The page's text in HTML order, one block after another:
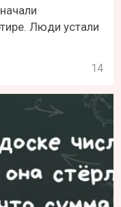
Люди устали
14